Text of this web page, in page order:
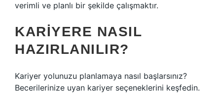
verimli ve planlı bir şekilde çalışmaktır.
KARIYERE NASIL
HAZIRLANILIR?
Kariyer yolunuzu planlamaya nasıl başlarsınız?
Becerilerinize uyan kariyer seçeneklerini keşfedin.